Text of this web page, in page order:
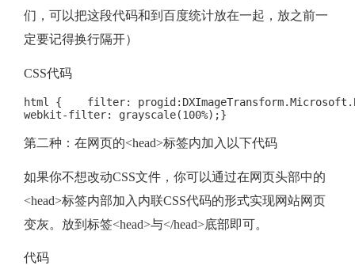
显
们，可以把这段代码和到百度统计放在一起，放之前一
定要记得换行隔开）
CSS代码
html {    filter:
webkit-filter: grayscale(100%);}
第二种：在网页的<head>标签内加入以下代码
如果你不想改动CSS文件，你可以通过在网页头部中的
<head>标签内部加入内联CSS代码的形式实现网站网页
变灰。放到标签<head>与</head>底部即可。
代码